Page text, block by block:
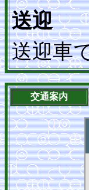
送迎
送迎車
交通案内